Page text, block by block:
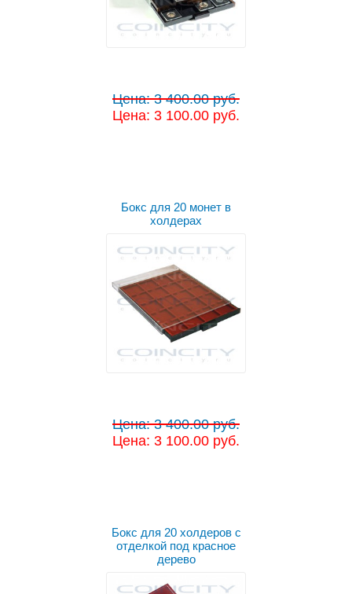
Цена: 3 400.00 руб.
Цена: 3 100.00 руб.
Бокс для 20 монет в
холдерах
Цена: 3 400.00 руб.
Цена: 3 100.00 руб.
Бокс для 20 холдеров с
отделкой под красное
дерево